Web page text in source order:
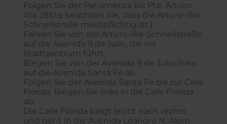
Folgen Sie der Panamerica bis Pte. Arturo
Illia. (Bitte beachten Sie, dass die Arturo-Illia-
Schnellstraße mautpflichtig ist.)
Fahren Sie von der Arturo-Illia-Schnellstraße
auf die Avenida 9 de Julio, die ins
Stadtzentrum führt.
Biegen Sie von der Avenida 9 de Julio links
auf die Avenida Santa Fe ab.
Folgen Sie der Avenida Santa Fe bis zur Calle
Florida. Biegen Sie links in die Calle Florida
ab.
Die Calle Florida biegt leicht nach rechts
und geht in die Avenida Leandro N. Alem